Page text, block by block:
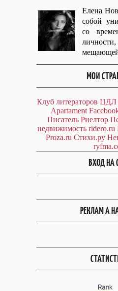
Елена
собой
со
мещающей
МОИ
Клуб литераторов ЦДЛ
Apartament
Писатель Риелтор
недвижимость ridero.ru
Proza.ru Стихи.ру
ВХОД НА
РЕКЛАМ А